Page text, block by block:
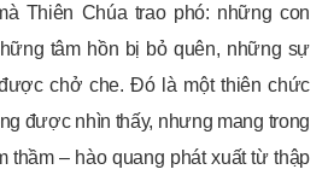
Thiên Chúa trao phó: những con
tâm hồn bị bỏ quên, những sự
chở che. Đó là một thiên chức
được nhìn thấy, nhưng mang trong
thầm – hào quang phát xuất từ thập